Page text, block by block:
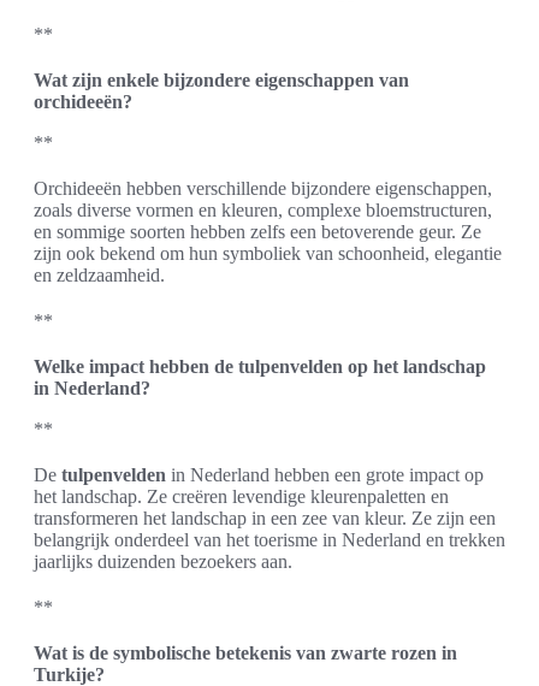
**
Wat zijn enkele bijzondere eigenschappen van
orchideeën?
**
Orchideeën hebben verschillende bijzondere eigenschappen,
zoals diverse vormen en kleuren, complexe bloemstructuren,
en sommige soorten hebben zelfs een betoverende geur. Ze
zijn ook bekend om hun symboliek van schoonheid, elegantie
en zeldzaamheid.
**
Welke impact hebben de tulpenvelden op het landschap
in Nederland?
**
De tulpenvelden in Nederland hebben een grote impact op
het landschap. Ze creëren levendige kleurenpaletten en
transformeren het landschap in een zee van kleur. Ze zijn een
belangrijk onderdeel van het toerisme in Nederland en trekken
jaarlijks duizenden bezoekers aan.
**
Wat is de symbolische betekenis van zwarte rozen in
Turkije?